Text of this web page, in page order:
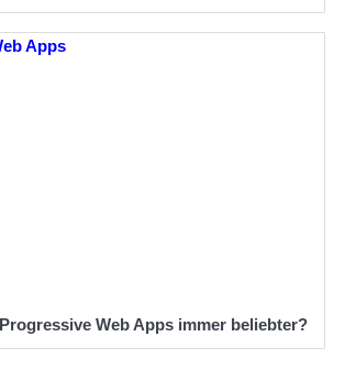
Web Apps immer beliebter?